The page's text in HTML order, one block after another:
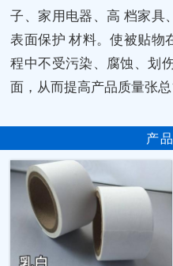
子、家用电器、高 档家具
表面保护 材料。使被贴物
程中不受污染、腐蚀、划
面，从而提高产品质量张
产